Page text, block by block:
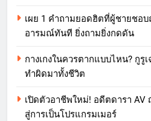
เผย 1 คำถามยอดฮิตที่ผู้ชายชอ
อารมณ์ทันที ยิ่งถามยิ่งกดดัน
กางเกงในควรตากแบบไหน? กู
ทำผิดมาทั้งชีวิต
เปิดตัวอาชีพใหม่! อดีตดารา AV
สู่การเป็นโปรแกรมเมอร์